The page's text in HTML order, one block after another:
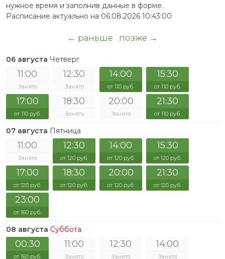
нужное время и заполнив данные в форме.
Расписание актуально на 06.08.2026 10:43:00
← раньше позже →
06 августа Четверг
11:00
Занято
12:30
Занято
14:00
от 110 руб.
15:30
от 110 руб.
17:00
от 110 руб.
18:30
Занято
20:00
Занято
21:30
от 110 руб.
07 августа Пятница
11:00
Занято
12:30
от 120 руб.
14:00
от 120 руб.
15:30
от 120 руб.
17:00
от 120 руб.
18:30
от 120 руб.
20:00
от 120 руб.
21:30
от 120 руб.
23:00
от 160 руб.
08 августа Суббота
00:30
от 160 руб.
11:00
Занято
12:30
Занято
14:00
Занято